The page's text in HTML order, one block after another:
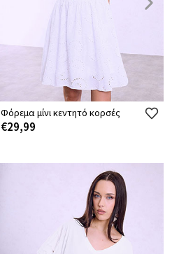
Φόρεμα μίνι κεντητό κορσές
€29,99